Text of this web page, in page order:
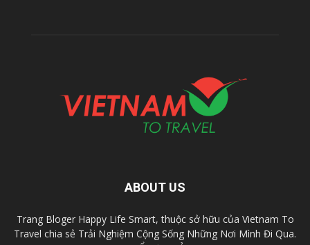
ABOUT US
Trang Bloger Happy Life Smart, thuộc sở hữu của Vietnam To
Travel chia sẻ Trải Nghiệm Cộng Sống Những Nơi Mình Đi Qua.